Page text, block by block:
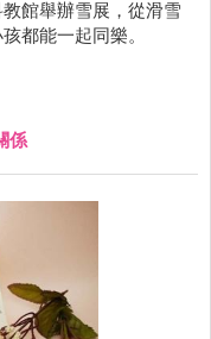
館舉辦雪展，從滑雪
都能一起同樂。
係